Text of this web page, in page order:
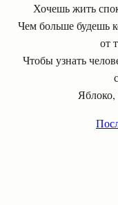
Хочешь жить
Чем больше будешь
от
Чтобы узнать
Яблоко,